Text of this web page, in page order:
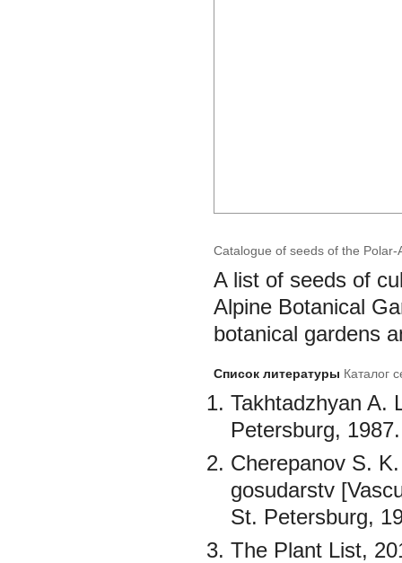
Catalogue of seeds of the
A list of seeds of
Alpine Botanical
botanical gardens
Список литературы Каталог
Takhtadzhyan A.
Petersburg,
Cherepanov S.
gosudarstv
St. Petersburg,
The Plant List,